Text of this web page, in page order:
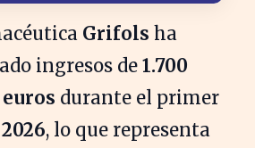
Grifols ha
ingresos de1.700
durante el primer
2026, lo que representa